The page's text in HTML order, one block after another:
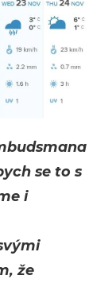
se to s
i
že